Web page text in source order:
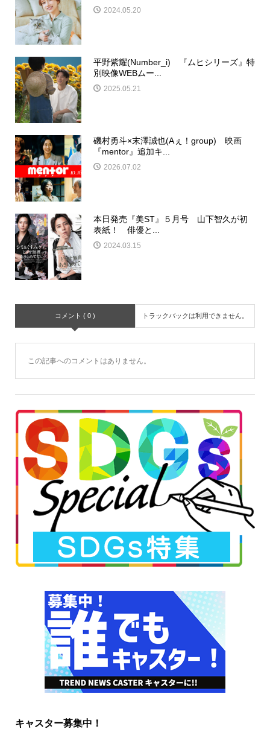
2024.05.20
平野紫耀(Number_i) 『ムヒシリーズ』特
別映像WEBムー...
2025.05.21
磯村勇斗×末澤誠也(Aぇ！group) 映画
『mentor』追加キ...
2026.07.02
本日発売『美ST』５月号 山下智久が初
表紙！ 俳優と...
2024.03.15
コメント ( 0 ) トラックバックは利用できません。
この記事へのコメントはありません。
キャスター募集中！